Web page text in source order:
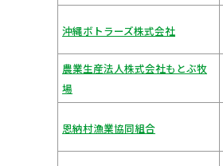
沖縄ボトラーズ株式会社
農業生産法人株式会社もとぶ牧
場
恩納村漁業協同組合